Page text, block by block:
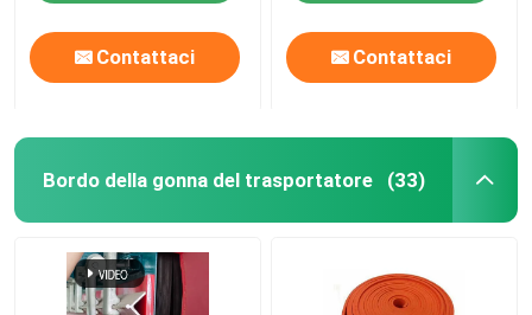
Contattaci Contattaci
Bordo della gonna del trasportatore (33)